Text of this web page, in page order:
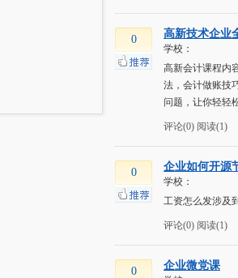
0 高新技术企业
学校：
高新会计课程内
法，会计做账技
问题，让你轻轻
评论(0) 阅读(1)
0 企业如何开源
学校：
工资怎么发涉及
评论(0) 阅读(1)
0 企业微党课